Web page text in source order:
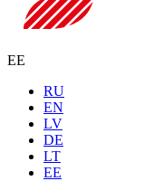
EE
RU
EN
LV
DE
LT
EE